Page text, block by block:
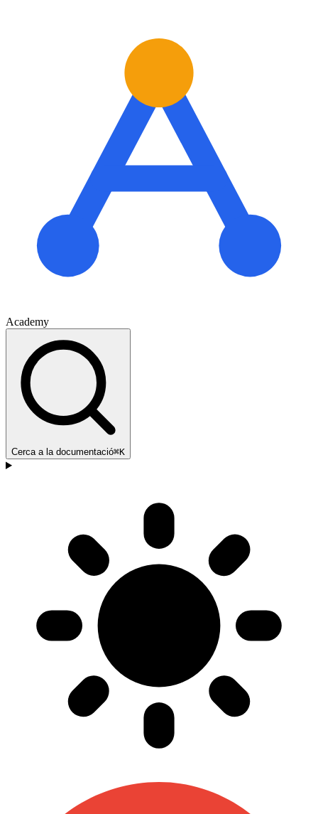
Academy
Cerca a la documentació⌘K